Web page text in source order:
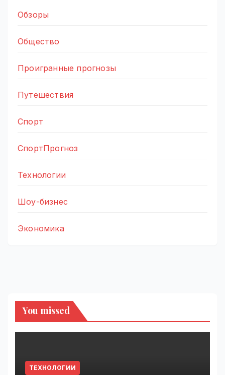
Обзоры
Общество
Проигранные прогнозы
Путешествия
Спорт
СпортПрогноз
Технологии
Шоу-бизнес
Экономика
You missed
ТЕХНОЛОГИИ